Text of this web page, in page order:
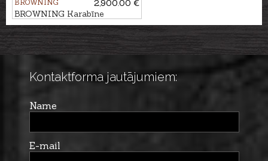
BROWNING
2,900.00 €
BROWNING Karabīne
MARAL 4X Ultimate Pistol
Wood Gr.3, kal. .30-06 M14x1
Kontaktforma jautājumiem:
Name
E-mail